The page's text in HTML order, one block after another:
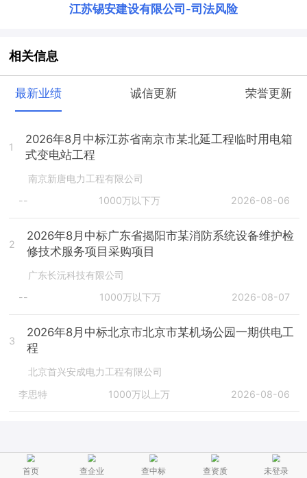
江苏锡安建设有限公司 -司法风险
相关信息
最新业绩 诚信更新 荣誉更新
1
2026年8月中标江苏省南京市某北延工程临时用电箱
式变电站工程
南京新唐电力工程有限公司
--
1000万以下万 2026-08-06
2
2026年8月中标广东省揭阳市某消防系统设备维护检
修技术服务项目采购项目
广东长沅科技有限公司
--
1000万以下万 2026-08-07
3
2026年8月中标北京市北京市某机场公园一期供电工
程
北京首兴安成电力工程有限公司
李思特
1000万以上万 2026-08-06
首页 查企业 查中标 查资质 未登录